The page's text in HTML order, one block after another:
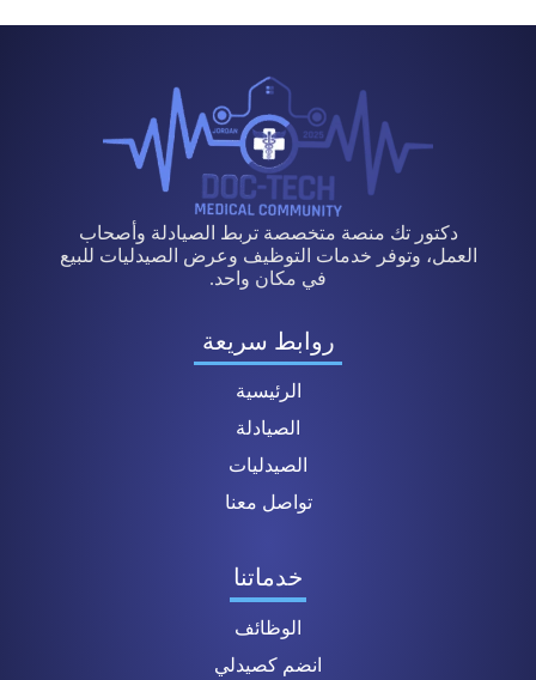
دكتور تك منصة متخصصة تربط الصيادلة وأصحاب
العمل، وتوفر خدمات التوظيف وعرض الصيدليات للبيع
في مكان واحد.
روابط سريعة
الرئيسية
الصيادلة
الصيدليات
تواصل معنا
خدماتنا
الوظائف
انضم كصيدلي